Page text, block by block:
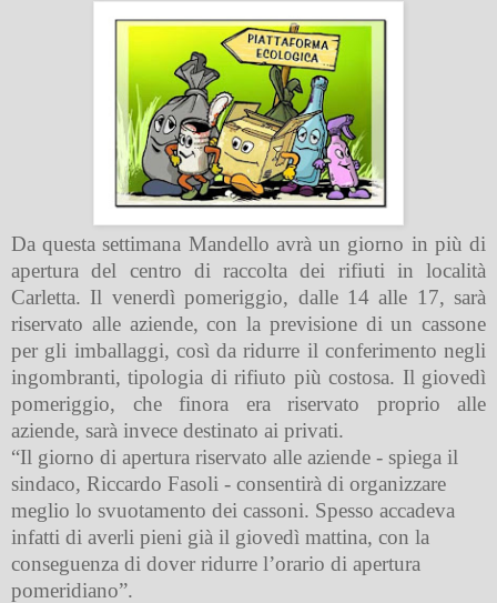
Da questa settimana Mandello avrà un giorno in più di
apertura del centro di raccolta dei rifiuti in località
Carletta. Il venerdì pomeriggio, dalle 14 alle 17, sarà
riservato alle aziende, con la previsione di un cassone
per gli imballaggi, così da ridurre il conferimento negli
ingombranti, tipologia di rifiuto più costosa. Il giovedì
pomeriggio, che finora era riservato proprio alle
aziende, sarà invece destinato ai privati.
“Il giorno di apertura riservato alle aziende - spiega il
sindaco, Riccardo Fasoli - consentirà di organizzare
meglio lo svuotamento dei cassoni. Spesso accadeva
infatti di averli pieni già il giovedì mattina, con la
conseguenza di dover ridurre l’orario di apertura
pomeridiano”.